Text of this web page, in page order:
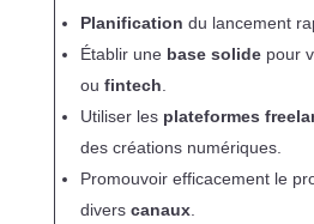
Planification du lancement
Établir une base solidepour
ou fintech.
Utiliser les plateformes
des créations numériques.
Promouvoir efficacement le
divers canaux.